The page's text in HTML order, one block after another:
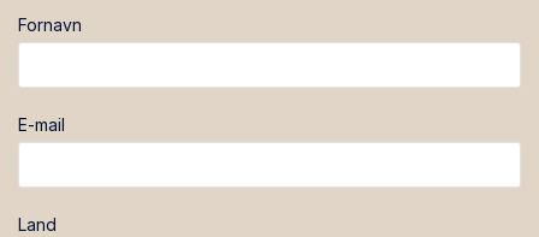
Fornavn
E-mail
Land